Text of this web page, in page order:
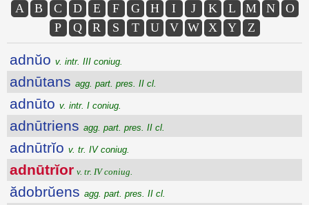
A B C D E F G H I J K L M N
O
P
Q R S T U V W X Y Z
adnŭo v. intr. III coniug.
adnūtans agg. part. pres. II cl.
adnūto v. intr. I coniug.
adnūtriens agg. part. pres. II cl.
adnūtrĭo v. tr. IV coniug.
adnūtrĭor v. tr. IV coniug.
ădobrŭens agg. part. pres. II cl.